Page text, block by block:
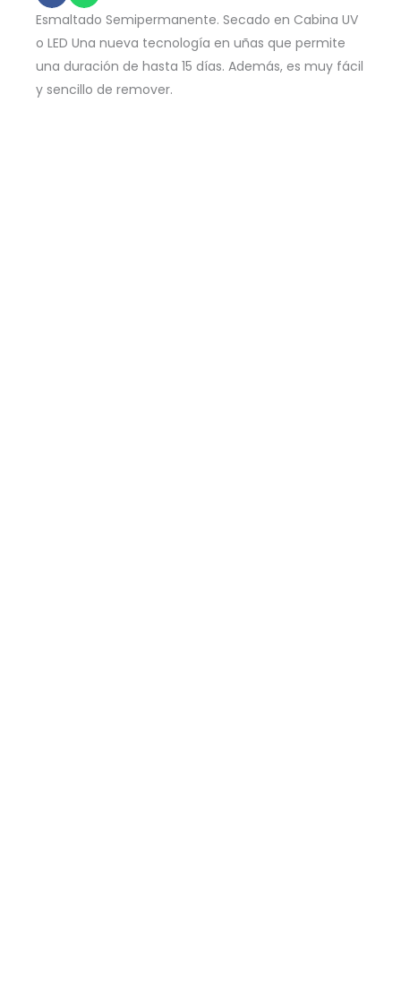
Esmaltado Semipermanente. Secado en Cabina UV
o LED Una nueva tecnología en uñas que permite
una duración de hasta 15 días. Además, es muy fácil
y sencillo de remover.